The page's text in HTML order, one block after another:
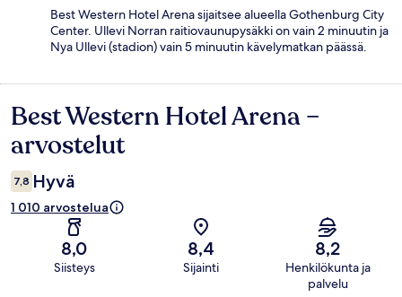
Best Western Hotel Arena sijaitsee alueella Gothenburg City
Center. Ullevi Norran raitiovaunupysäkki on vain 2 minuutin ja
Nya Ullevi (stadion) vain 5 minuutin kävelymatkan päässä.
Arvostelut
Best Western Hotel Arena –
arvostelut
7,8 Hyvä
1 010 arvostelua
8,0
Siisteys
8,4
Sijainti
8,2
Henkilökunta ja
palvelu